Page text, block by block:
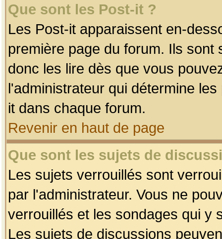
Que sont les Post-it ?
Les Post-it apparaissent en-
première page du forum. Ils
donc les lire dès que vous
l'administrateur qui détermine
it dans chaque forum.
Revenir en haut de page
Que sont les sujets de
Les sujets verrouillés sont
par l'administrateur. Vous ne
verrouillés et les sondages qui y
Les sujets de discussions